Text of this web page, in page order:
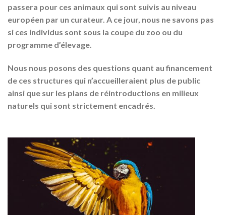
passera pour ces animaux qui sont suivis au niveau
européen par un curateur. A ce jour, nous ne savons pas
si ces individus sont sous la coupe du zoo ou du
programme d’élevage.
Nous nous posons des questions quant au financement
de ces structures qui n’accueilleraient plus de public
ainsi que sur les plans de réintroductions en milieux
naturels qui sont strictement encadrés.